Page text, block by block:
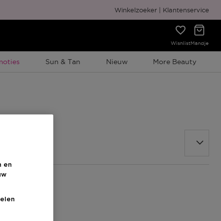
Gratis cadeauverpakking
Winkelzoeker Klantenservice
WishlistMandje
PromotieSun & Tan Nieuw More Beauty
en